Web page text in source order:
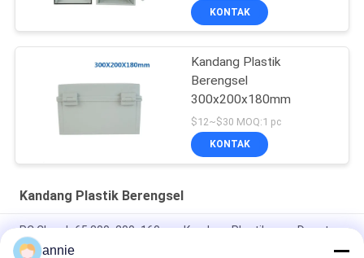
KONTAK
Kandang Plastik
Berengsel
300x200x180mm
$12~$30 MOQ:1 pc
KONTAK
Kandang Plastik Berengsel
PC Clear Ip65 300x200x160mm Kandang Plastik yang Dapat
Dikunciannie